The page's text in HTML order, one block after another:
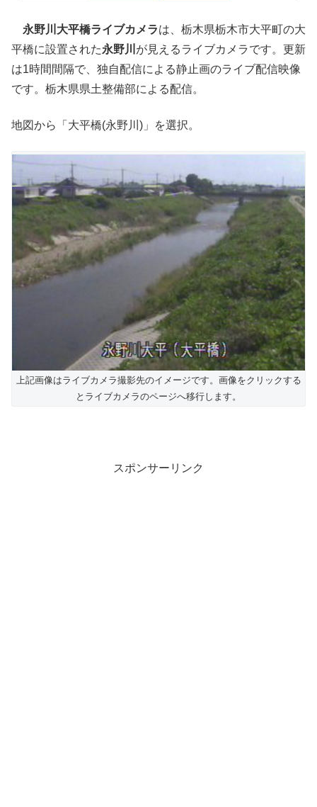
永野川大平橋ライブカメラは、栃木県栃木市大平町の大
平橋に設置された永野川 が見えるライブカメラです。更新
は1時間間隔で、独自配信による静止画のライブ配信映像
です。栃木県県土整備部による配信。
地図から「大平橋(永野川)」を選択。
上記画像はライブカメラ撮影先のイメージです。画像をクリックする
とライブカメラのページへ移行します。
スポンサーリンク